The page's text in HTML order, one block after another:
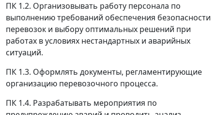
ПК 1.2. Организовывать работу персонала по
выполнению требований обеспечения безопасности
перевозок и выбору оптимальных решений при
работах в условиях нестандартных и аварийных
ситуаций.
ПК 1.3. Оформлять документы, регламентирующие
организацию перевозочного процесса.
ПК 1.4. Разрабатывать мероприятия по